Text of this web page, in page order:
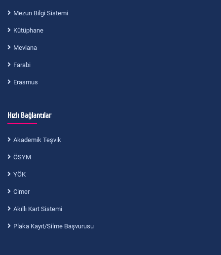
Mezun Bilgi Sistemi
Kütüphane
Mevlana
Farabi
Erasmus
Hızlı Bağlantılar
Akademik Teşvik
ÖSYM
YÖK
Cimer
Akıllı Kart Sistemi
Plaka Kayıt/Silme Başvurusu